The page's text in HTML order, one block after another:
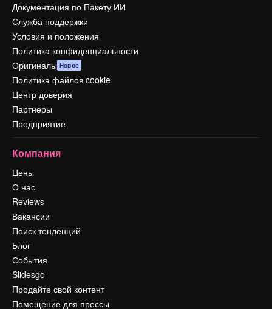
Документация по Пакету ИИ
Служба поддержки
Условия и положения
Политика конфиденциальности
Оригиналы Новое
Политика файлов cookie
Центр доверия
Партнеры
Предприятие
Компания
Цены
О нас
Reviews
Вакансии
Поиск тенденций
Блог
События
Slidesgo
Продайте свой контент
Помещение для прессы